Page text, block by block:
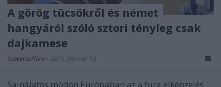
A görög tücsökről és német
hangyáról szóló sztori tényleg csak
dajkamese
SzekeresFlóra • 2015. február 12.
Sajnálatos módon Európában az a fura elképzelés